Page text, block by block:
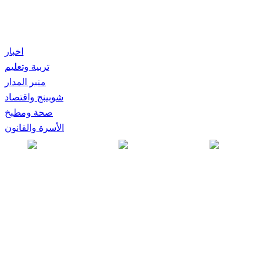
اخبار
تربية وتعليم
منبر المدار
شوبينج واقتصاد
صحة ومطبخ
الأسرة والقانون